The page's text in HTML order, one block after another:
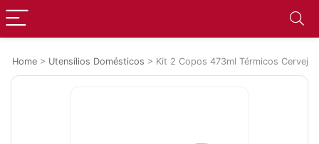
Home > Utensílios Domésticos > Kit 2 Copos 473ml Térmicos Cerveja